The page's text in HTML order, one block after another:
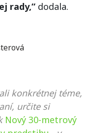
rady,“ dodala.
konkrétnej téme,
určite si
Nový 30-metrový